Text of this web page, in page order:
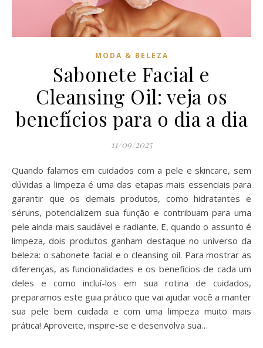
MODA & BELEZA
Sabonete Facial e
Cleansing Oil: veja os
benefícios para o dia a dia
11/09/2025
Quando falamos em cuidados com a pele e skincare, sem
dúvidas a limpeza é uma das etapas mais essenciais para
garantir que os demais produtos, como hidratantes e
séruns, potencializem sua função e contribuam para uma
pele ainda mais saudável e radiante. E, quando o assunto é
limpeza, dois produtos ganham destaque no universo da
beleza: o sabonete facial e o cleansing oil. Para mostrar as
diferenças, as funcionalidades e os benefícios de cada um
deles e como incluí-los em sua rotina de cuidados,
preparamos este guia prático que vai ajudar você a manter
sua pele bem cuidada e com uma limpeza muito mais
prática! Aproveite, inspire-se e desenvolva sua…